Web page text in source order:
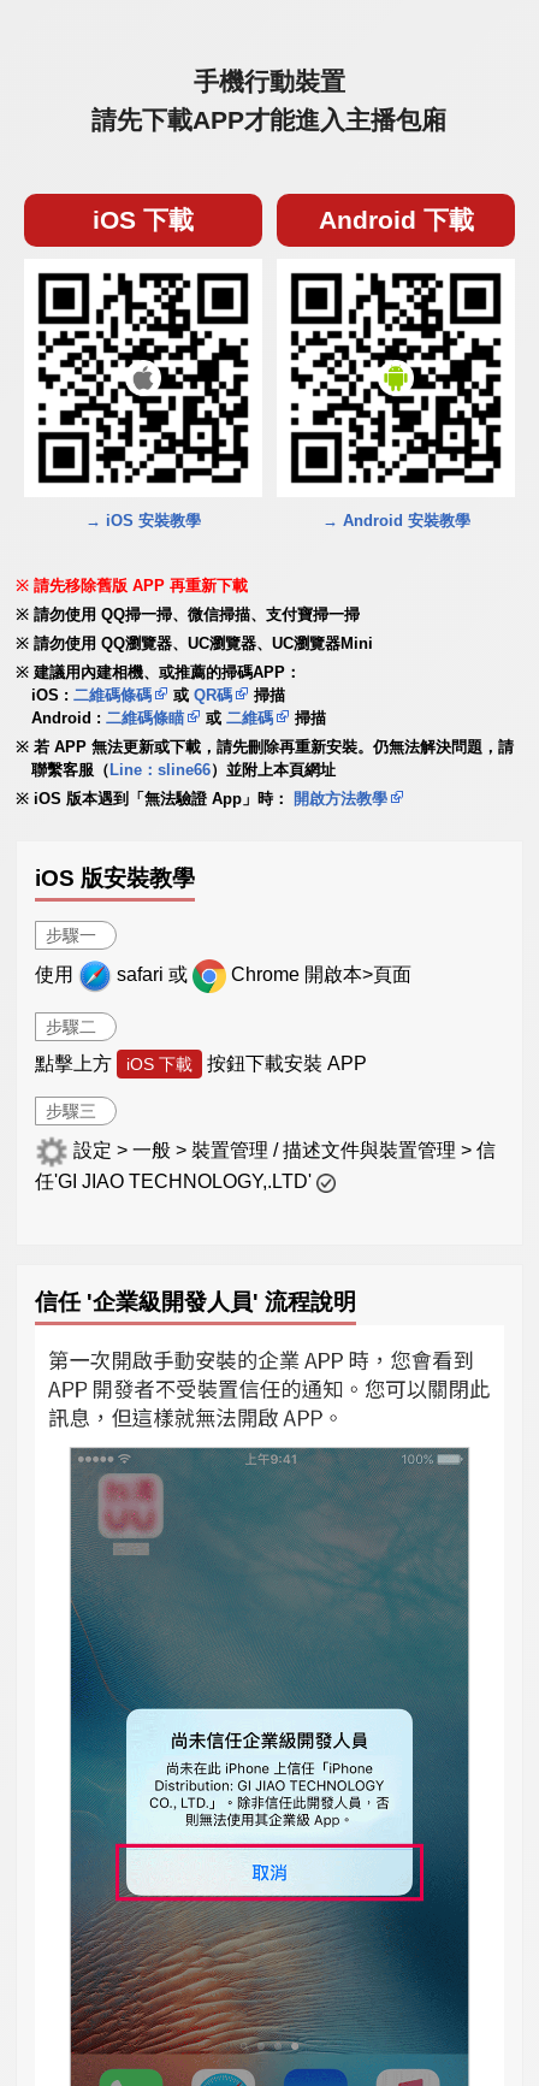
手機行動裝置
請先下載APP才能進入主播包廂
iOS 下載
→ iOS 安裝教學
Android 下載
→ Android 安裝教學
請先移除舊版 APP 再重新下載
請勿使用 QQ掃一掃、微信掃描、支付寶掃一掃
請勿使用 QQ瀏覽器、UC瀏覽器、UC瀏覽器Mini
建議用內建相機、或推薦的掃碼APP：
iOS :二維碼條碼 或QR碼
掃描
Android :二維碼條瞄 或二維碼
掃描
若 APP 無法更新或下載，請先刪除再重新安裝。仍無法解決問題，請
聯繫客服（ Line：sline66）並附上本頁網址
iOS 版本遇到「無法驗證 App」時：
開啟方法教學
iOS 版安裝教學
步驟一
使用 safari 或 Chrome 開啟本>頁面
步驟二
點擊上方 iOS 下載 按鈕下載安裝 APP
步驟三
設定 > 一般 > 裝置管理 / 描述文件與裝置管理 > 信
任'GI JIAO TECHNOLOGY,.LTD'
信任 '企業級開發人員' 流程說明